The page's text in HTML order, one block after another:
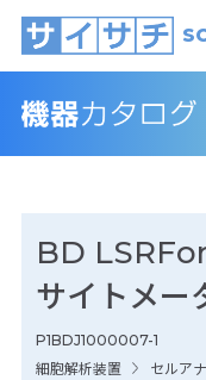
BD
サイトメー
P1BDJ1000007-1
細胞解析装置
セルア